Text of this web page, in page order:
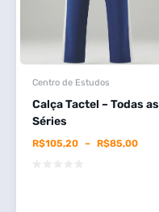
Centro de Estudos
Calça Tactel – Todas as
Séries
R$85,00
–
R$105,20